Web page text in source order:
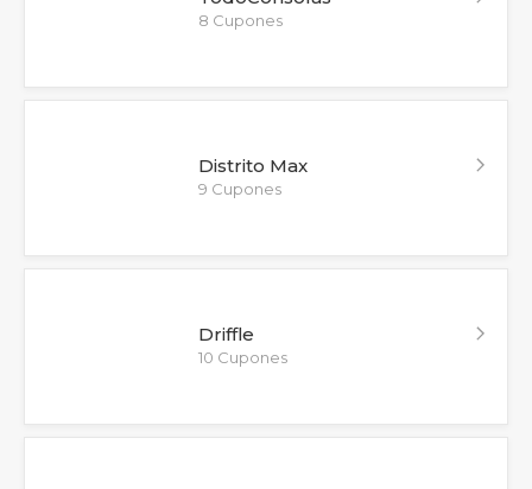
8 Cupones
Distrito Max
9 Cupones
Driffle
10 Cupones